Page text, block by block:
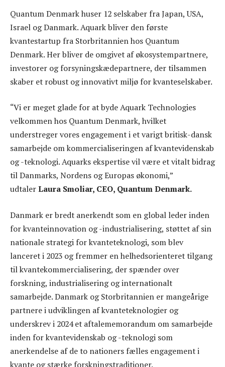
Quantum Denmark huser 12 selskaber fra Japan, USA,
Israel og Danmark. Aquark bliver den første
kvantestartup fra Storbritannien hos Quantum
Denmark. Her bliver de omgivet af økosystempartnere,
investorer og forsyningskædepartnere, der tilsammen
skaber et robust og innovativt miljø for kvanteselskaber.
“Vi er meget glade for at byde Aquark Technologies
velkommen hos Quantum Denmark, hvilket
understreger vores engagement i et varigt britisk-dansk
samarbejde om kommercialiseringen af kvantevidenskab
og -teknologi. Aquarks ekspertise vil være et vitalt bidrag
til Danmarks, Nordens og Europas økonomi,”
udtalerLaura Smoliar, CEO, Quantum Denmark.
Danmark er bredt anerkendt som en global leder inden
for kvanteinnovation og -industrialisering, støttet af sin
nationale strategi for kvanteteknologi, som blev
lanceret i 2023 og fremmer en helhedsorienteret tilgang
til kvantekommercialisering, der spænder over
forskning, industrialisering og internationalt
samarbejde. Danmark og Storbritannien er mangeårige
partnere i udviklingen af kvanteteknologier og
underskrev i 2024 et aftalememorandum om samarbejde
inden for kvantevidenskab og -teknologi som
anerkendelse af de to nationers fælles engagement i
kvante og stærke forskningstraditioner.